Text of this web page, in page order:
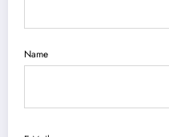
Name